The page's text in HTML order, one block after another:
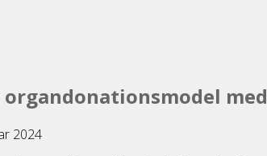
organdonationsmodel
2024